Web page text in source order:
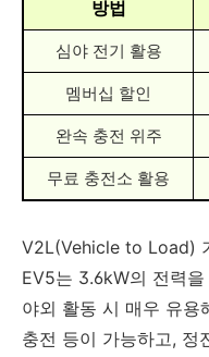
방법
심야 전기 활용
멤버십 할인
완속 충전 위주
무료 충전소 활용
V2L(Vehicle to Load)
EV5는 3.6kW의 전력
야외 활동 시 매우 유용
충전 등이 가능하고, 정